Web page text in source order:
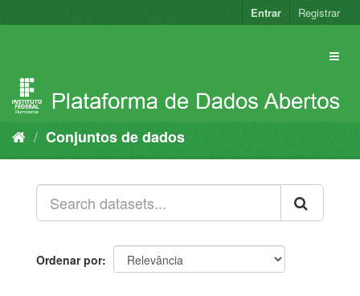
para
Entrar Registrar
Conjuntos de dados
Ordenar por